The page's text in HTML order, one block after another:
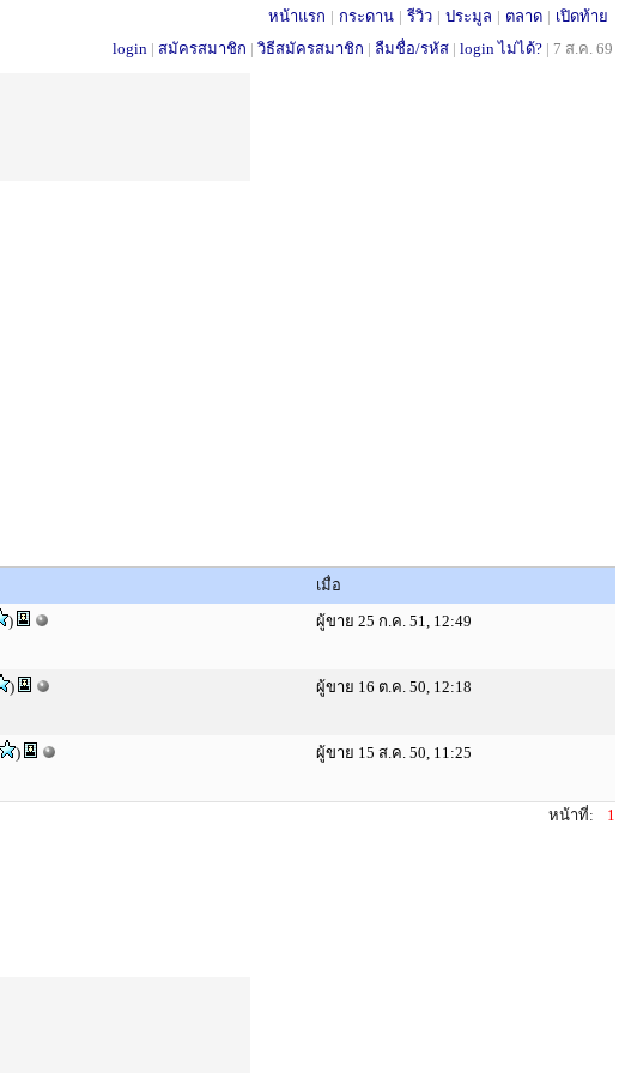
หน้าแรก | กระดาน | รีวิว | ประมูล | ตลาด | เปิดท้าย
login | สมัครสมาชิก | วิธีสมัครสมาชิก | ลืมชื่อ/รหัส | login ไม่ได้? | 7 ส.ค. 69
เมื่อ
) ผู้ขาย 25 ก.ค. 51, 12:49
) ผู้ขาย 16 ต.ค. 50, 12:18
) ผู้ขาย 15 ส.ค. 50, 11:25
หน้าที่: 1